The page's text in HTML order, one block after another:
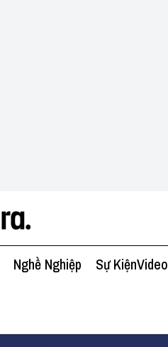
Nghề Nghiệp Sự KiệnVideo